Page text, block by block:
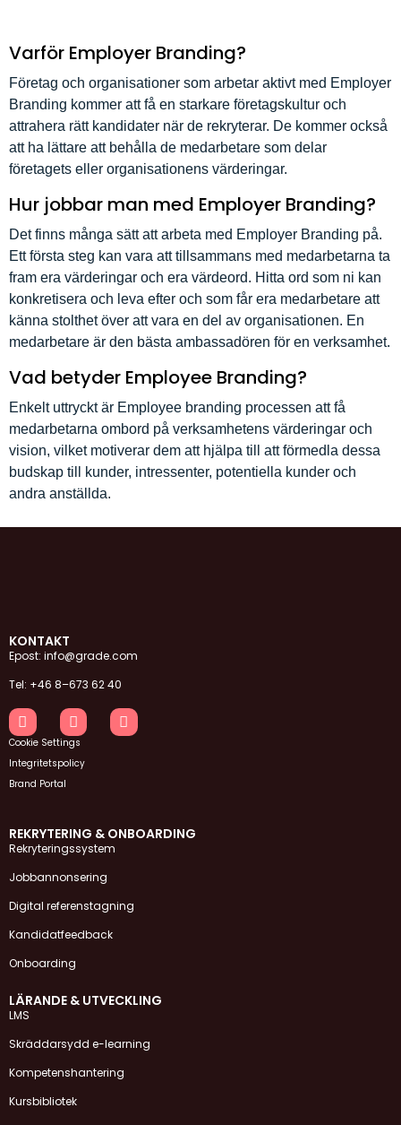
Varför Employer Branding?
Företag och organisationer som arbetar aktivt med Employer
Branding kommer att få en starkare företagskultur och
attrahera rätt kandidater när de rekryterar. De kommer också
att ha lättare att behålla de medarbetare som delar
företagets eller organisationens värderingar.
Hur jobbar man med Employer Branding?
Det finns många sätt att arbeta med Employer Branding på.
Ett första steg kan vara att tillsammans med medarbetarna ta
fram era värderingar och era värdeord. Hitta ord som ni kan
konkretisera och leva efter och som får era medarbetare att
känna stolthet över att vara en del av organisationen. En
medarbetare är den bästa ambassadören för en verksamhet.
Vad betyder Employee Branding?
Enkelt uttryckt är Employee branding processen att få
medarbetarna ombord på verksamhetens värderingar och
vision, vilket motiverar dem att hjälpa till att förmedla dessa
budskap till kunder, intressenter, potentiella kunder och
andra anställda.
KONTAKT
Epost: info@grade.com
Tel: +46 8–673 62 40
Cookie Settings
Integritetspolicy
Brand Portal
REKRYTERING & ONBOARDING
Rekryteringssystem
Jobbannonsering
Digital referenstagning
Kandidatfeedback
Onboarding
LÄRANDE & UTVECKLING
LMS
Skräddarsydd e-learning
Kompetenshantering
Kursbibliotek